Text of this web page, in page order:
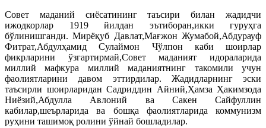
Совет маданий сиёсатининг таъсири билан жадидчи
ижодкорлар 1919 йилдан эътиборан,икки гуруҳга
бўлинишганди. Мирёқуб Давлат,Мағжон Жумабой,Абдурауф
Фитрат,Абдулҳамид Сулаймон Чўлпон каби шоирлар
фикрларини ўзгартирмай,Совет маданият идораларида
миллий мафкура миллий маданиятнинг такомили учун
фаолиятларини давом эттирдилар. Жадидларнинг эски
таъсирли шоирларидан Садриддин Айний,Ҳамза Ҳакимзода
Ниёзий,Абдулла Авлоний ва Сакен Сайфуллин
кабилар,шеърларида ва бошқа фаолиятларида коммунизм
руҳини ташимоқ ролини ўйнай бошладилар.